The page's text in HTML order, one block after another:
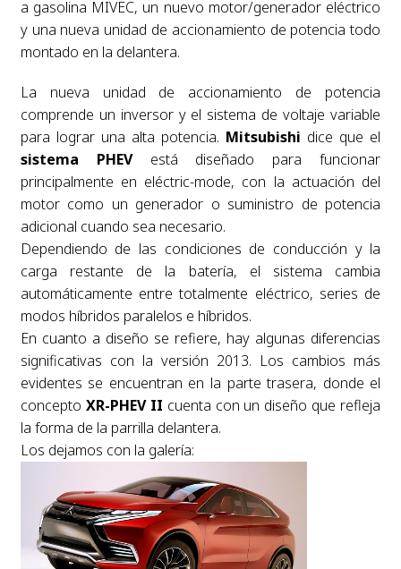
a gasolina MIVEC, un nuevo motor/generador eléctrico
y una nueva unidad de accionamiento de potencia todo
montado en la delantera.
La nueva unidad de accionamiento de potencia
comprende un inversor y el sistema de voltaje variable
para lograr una alta potencia. Mitsubishi dice que el
sistema PHEVestá diseñado para funcionar
principalmente en eléctric-mode, con la actuación del
motor como un generador o suministro de potencia
adicional cuando sea necesario.
Dependiendo de las condiciones de conducción y la
carga restante de la batería, el sistema cambia
automáticamente entre totalmente eléctrico, series de
modos híbridos paralelos e híbridos.
En cuanto a diseño se refiere, hay algunas diferencias
significativas con la versión 2013. Los cambios más
evidentes se encuentran en la parte trasera, donde el
concepto XR-PHEV II cuenta con un diseño que refleja
la forma de la parrilla delantera.
Los dejamos con la galería: